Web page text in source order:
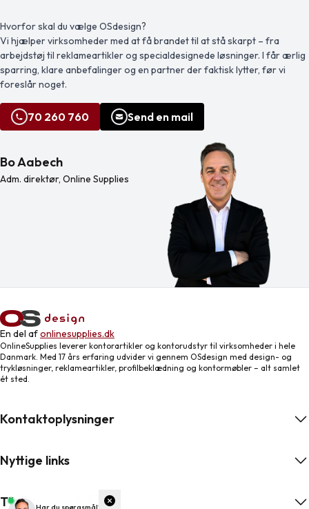
Hvorfor skal du vælge OSdesign?
Vi hjælper virksomheder med at få brandet til at stå skarpt – fra
arbejdstøj til reklameartikler og specialdesignede løsninger. I får ærlig
sparring, klare anbefalinger og en partner der faktisk lytter, før vi
foreslår noget.
70 260 760 Send en mail
Bo Aabech
Adm. direktør, Online Supplies
En del afonlinesupplies.dk
OnlineSupplies leverer kontorartikler og kontorudstyr til virksomheder i hele
Danmark. Med 17 års erfaring udvider vi gennem OSdesign med design- og
trykløsninger, reklameartikler, profilbeklædning og kontormøbler – alt samlet
ét sted.
Kontaktoplysninger
Nyttige links
Tilmeld nyhedsbrev